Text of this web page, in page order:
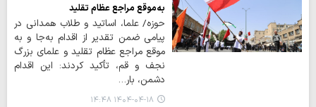
به‌موقع مراجع عظام تقلید
حوزه/ علما، اساتید و طلاب همدانی در
پیامی ضمن تقدیر از اقدام به‌جا و به
موقع مراجع عظام تقلید و علمای بزرگ
نجف و قم، تأکید کردند: این اقدام
دشمن، بار…
۱۴۰۴-۰۴-۱۸ ۱۴:۴۸